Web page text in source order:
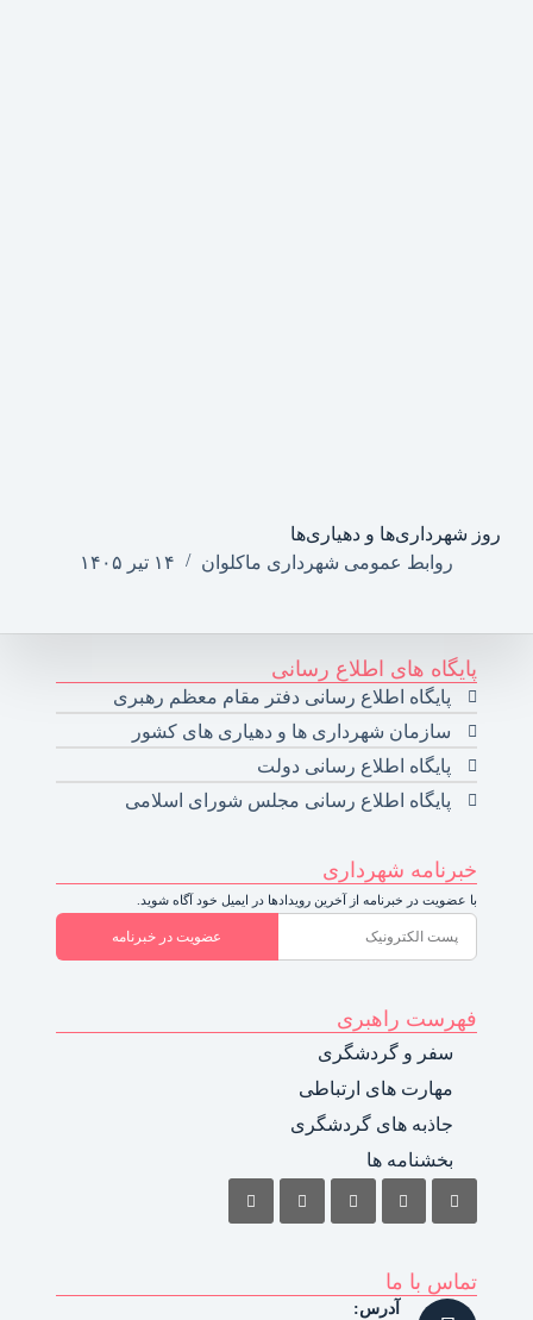
روز شهرداری‌ها و دهیاری‌ها
روابط عمومی شهرداری ماکلوان
۱۴ تیر ۱۴۰۵
پایگاه های اطلاع رسانی
پایگاه اطلاع رسانی دفتر مقام معظم رهبری
سازمان شهرداری ها و دهیاری های کشور
پایگاه اطلاع رسانی دولت
پایگاه اطلاع رسانی مجلس شورای اسلامی
خبرنامه شهرداری
با عضویت در خبرنامه از آخرین رویدادها در ایمیل خود آگاه شوید.
عضویت در خبرنامه
فهرست راهبری
سفر و گردشگری
مهارت های ارتباطی
جاذبه های گردشگری
بخشنامه ها
تماس با ما
آدرس: